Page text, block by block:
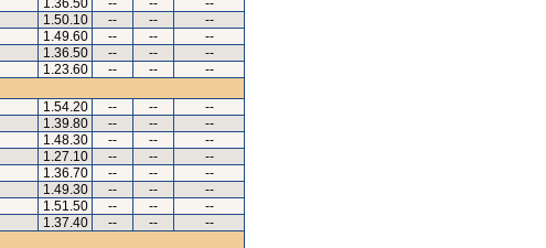
1.36.50 -- --
--
1.50.10 -- --
--
1.49.60 -- --
--
1.36.50 -- --
--
1.23.60 -- --
--
1.54.20 -- --
--
1.39.80 -- --
--
1.48.30 -- --
--
1.27.10 -- --
--
1.36.70 -- --
--
1.49.30 -- --
--
1.51.50 -- --
--
1.37.40 -- --
--